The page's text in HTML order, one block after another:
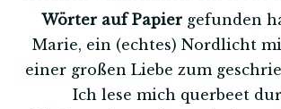
Wörter auf Papiergefunden
Marie, ein (echtes) Nordlicht
einer großen Liebe zum
Ich lese mich querbeet